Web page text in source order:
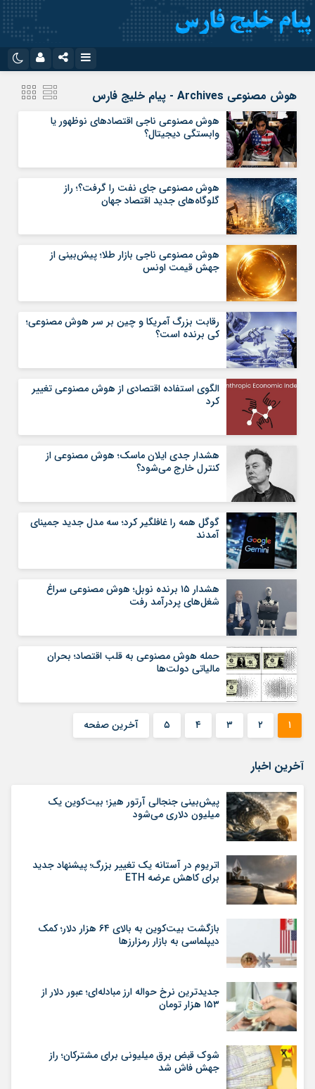
سروش
ایتا
آپارات
رمز عبور
مرا به خاطر بسپار
هوش مصنوعی Archives - پیام خلیج فارس
هوش مصنوعی ناجی اقتصادهای نوظهور یا
وابستگی دیجیتال؟
هوش مصنوعی جای نفت را گرفت؟؛ راز
گلوگاه‌های جدید اقتصاد جهان
هوش مصنوعی ناجی بازار طلا؛ پیش‌بینی از
جهش قیمت اونس
رقابت بزرگ آمریکا و چین بر سر هوش مصنوعی؛
کی برنده است؟
الگوی استفاده اقتصادی از هوش مصنوعی تغییر
کرد
هشدار جدی ایلان ماسک؛ هوش مصنوعی از
کنترل خارج می‌شود؟
گوگل همه را غافلگیر کرد؛ سه مدل جدید جمینای
آمدند
هشدار ۱۵ برنده نوبل؛ هوش مصنوعی سراغ
شغل‌های پردرآمد رفت
حمله هوش مصنوعی به قلب اقتصاد؛ بحران
مالیاتی دولت‌ها
۱ ۲ ۳ ۴ ۵ آخرین صفحه
آخرین اخبار
پیش‌بینی جنجالی آرتور هیز؛ بیت‌کوین یک
میلیون دلاری می‌شود
اتریوم در آستانه یک تغییر بزرگ؛ پیشنهاد جدید
برای کاهش عرضه ETH
بازگشت بیت‌کوین به بالای ۶۴ هزار دلار؛ کمک
دیپلماسی به بازار رمزارزها
جدیدترین نرخ حواله ارز مبادله‌ای؛ عبور دلار از
۱۵۳ هزار تومان
شوک قبض برق میلیونی برای مشترکان؛ راز
جهش فاش شد